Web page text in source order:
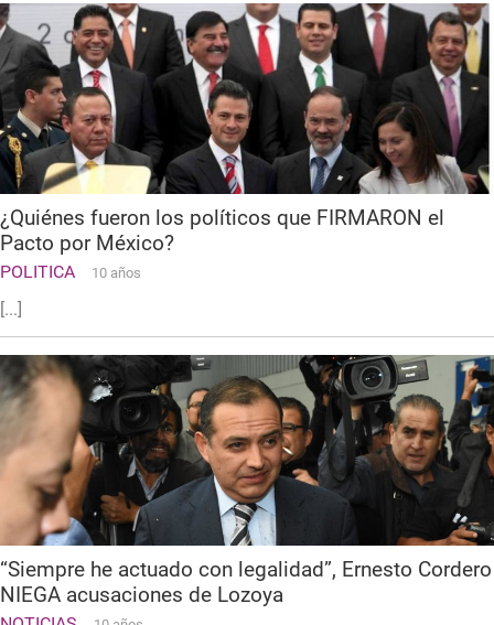
¿Quiénes fueron los políticos que FIRMARON el
Pacto por México?
POLITICA 10 años
[...]
“Siempre he actuado con legalidad”, Ernesto Cordero
NIEGA acusaciones de Lozoya